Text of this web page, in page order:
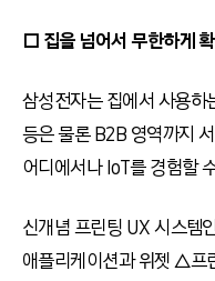
□ 집을 넘어서 무한하게
삼성전자는 집에서 사용하
등은 물론 B2B 영역까지
어디에서나 IoT를 경험할
신개념 프린팅 UX 시스템
애플리케이션과 위젯 △프